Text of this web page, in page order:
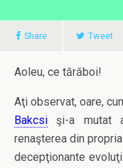
Share Tweet
Aoleu, ce tărăboi!
Aţi observat, oare,
Bakcsi şi-a mutat
renaşterea din
decepţionante